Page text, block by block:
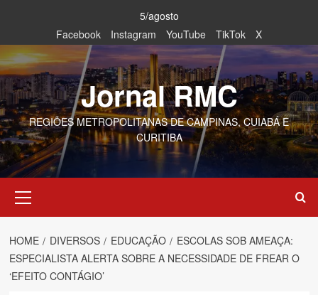
content
5/agosto
Facebook
Instagram YouTube TikTok X
Jornal RMC
REGIÕES METROPOLITANAS DE CAMPINAS, CUIABÁ E
CURITIBA
Menu
HOME DIVERSOS EDUCAÇÃO
ESCOLAS SOB AMEAÇA:
ESPECIALISTA ALERTA SOBRE A NECESSIDADE DE FREAR O
‘EFEITO CONTÁGIO’